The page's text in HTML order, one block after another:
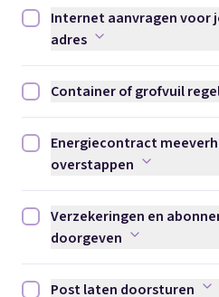
Internet aanvragen voor je
Internet aanvragen voor
adres
Container of grofvuil regelen
Container of grofvuil
Energiecontract
Energiecontract
overstappen
Verzekeringen en
Verzekeringen en
doorgeven
Post laten doorsturen